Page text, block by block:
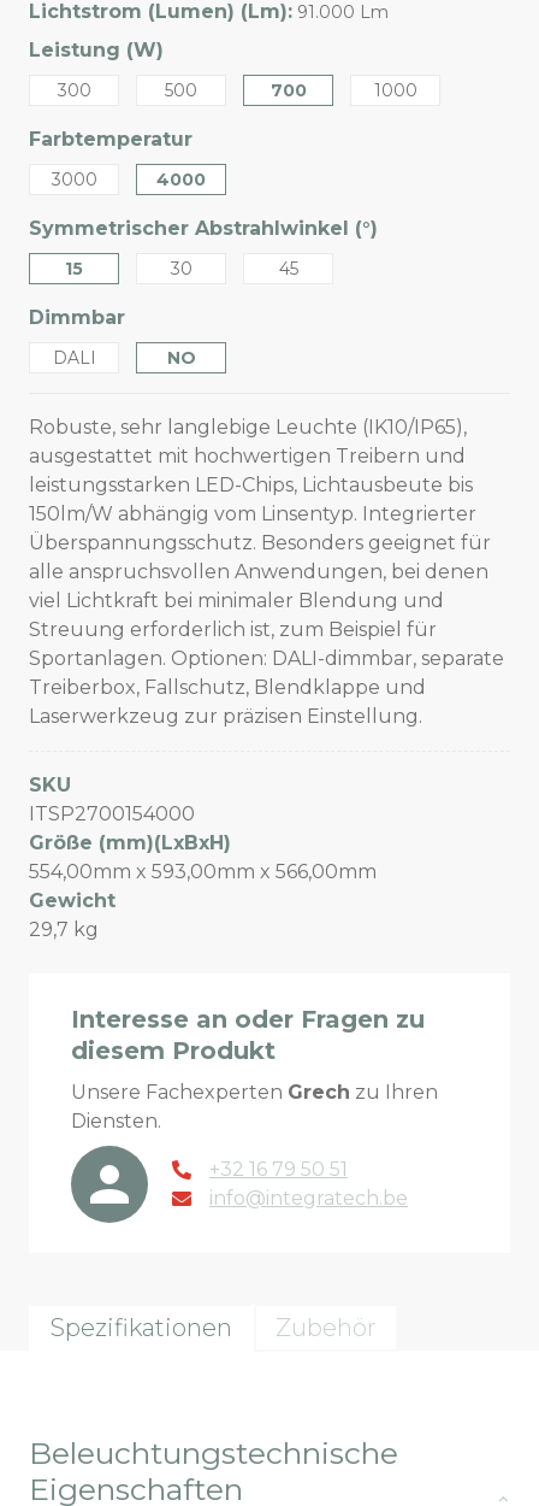
Lichtstrom (Lumen) (Lm): 91.000 Lm
Leistung (W)
300 500 700 1000
Farbtemperatur
3000 4000
Symmetrischer Abstrahlwinkel (°)
15 30 45
Dimmbar
DALI NO
Robuste, sehr langlebige Leuchte (IK10/IP65),
ausgestattet mit hochwertigen Treibern und
leistungsstarken LED-Chips, Lichtausbeute bis
150lm/W abhängig vom Linsentyp. Integrierter
Überspannungsschutz. Besonders geeignet für
alle anspruchsvollen Anwendungen, bei denen
viel Lichtkraft bei minimaler Blendung und
Streuung erforderlich ist, zum Beispiel für
Sportanlagen. Optionen: DALI-dimmbar, separate
Treiberbox, Fallschutz, Blendklappe und
Laserwerkzeug zur präzisen Einstellung.
SKU
ITSP2700154000
Größe (mm)(LxBxH)
554,00mm x 593,00mm x 566,00mm
Gewicht
29,7 kg
Interesse an oder Fragen zu
diesem Produkt
Unsere Fachexperten Grech zu Ihren
Diensten.
+32 16 79 50 51
info@integratech.be
Spezifikationen Zubehör
Beleuchtungstechnische
Eigenschaften